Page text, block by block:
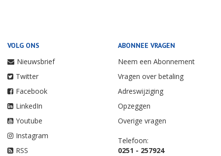
VOLG ONS
Nieuwsbrief
Twitter
Facebook
LinkedIn
Youtube
Instagram
RSS
ABONNEE VRAGEN
Neem een Abonnement
Vragen over betaling
Adreswijziging
Opzeggen
Overige vragen
Telefoon:
0251 - 257924